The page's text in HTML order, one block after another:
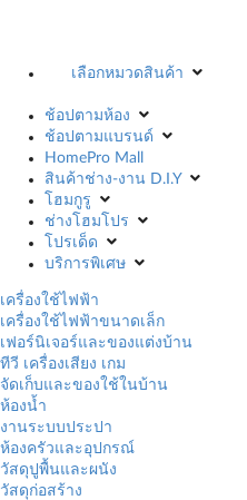
เลือกหมวดสินค้า
ช้อปตามห้อง
ช้อปตามแบรนด์
HomePro Mall
สินค้าช่าง-งาน D.I.Y
โฮมกูรู
ช่างโฮมโปร
โปรเด็ด
บริการพิเศษ
เครื่องใช้ไฟฟ้า
เครื่องใช้ไฟฟ้าขนาดเล็ก
เฟอร์นิเจอร์และของแต่งบ้าน
ทีวี เครื่องเสียง เกม
จัดเก็บและของใช้ในบ้าน
ห้องน้ำ
งานระบบประปา
ห้องครัวและอุปกรณ์
วัสดุปูพื้นและผนัง
วัสดุก่อสร้าง